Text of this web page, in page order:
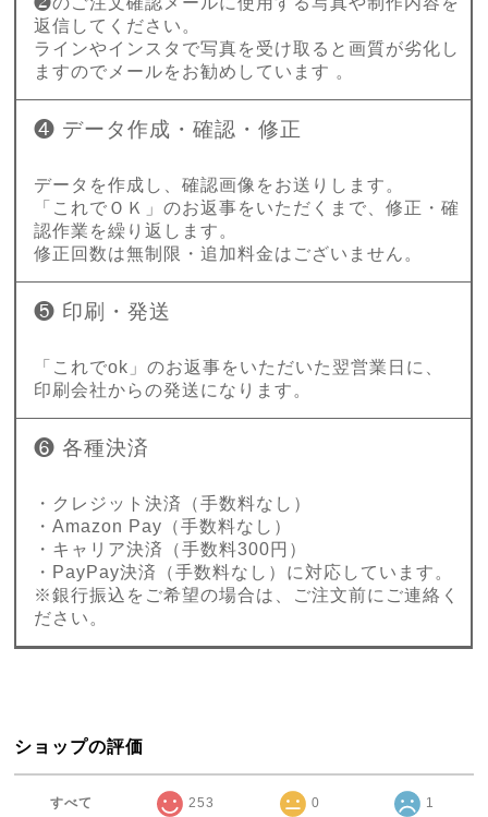
返信してください。
ラインやインスタで写真を受け取ると画質が劣化し
ますのでメールをお勧めしています 。
❹ データ作成・確認・修正
データを作成し、確認画像をお送りします。
「これでＯＫ」のお返事をいただくまで、修正・確
認作業を繰り返します。
修正回数は無制限・追加料金はございません。
❺ 印刷・発送
「これでok」のお返事をいただいた翌営業日に、
印刷会社からの発送になります。
❻ 各種決済
・クレジット決済（手数料なし）
・Amazon Pay（手数料なし）
・キャリア決済（手数料300円）
・PayPay決済（手数料なし）に対応しています。
※銀行振込をご希望の場合は、ご注文前にご連絡く
ださい。
ショップの評価
すべて 253 0 1